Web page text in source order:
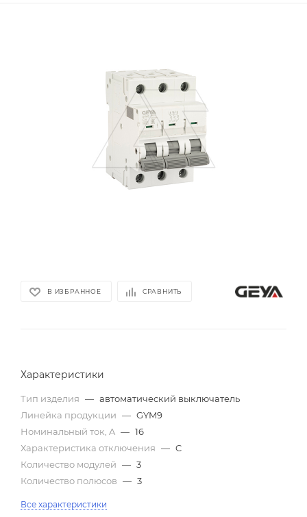
В ИЗБРАННОЕ СРАВНИТЬ
Характеристики
Тип изделия — автоматический выключатель
Линейка продукции — GYM9
Номинальный ток, A — 16
Характеристика отключения — C
Количество модулей — 3
Количество полюсов — 3
Все характеристики